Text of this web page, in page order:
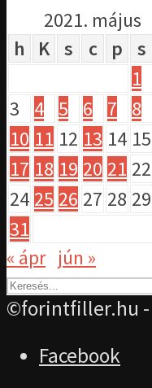
2021. május
h
K s c p s
1
3
4 5 6 7 8
10 11 12 13 14 15
17 18 19 20 21 22
24 25 26 27 28 29
31
« ápr jún »
©forintfiller.hu -
Facebook